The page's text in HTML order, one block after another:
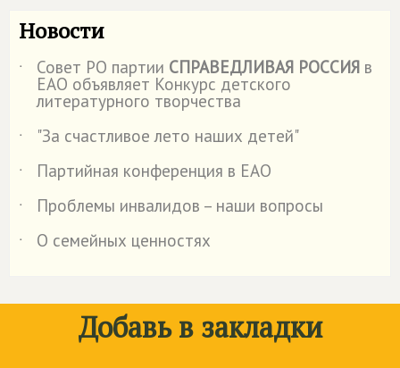
Новости
˙ Совет РО партии СПРАВЕДЛИВАЯ РОССИЯ в
ЕАО объявляет Конкурс детского
литературного творчества
˙
"За счастливое лето наших детей"
˙
Партийная конференция в ЕАО
˙
Проблемы инвалидов – наши вопросы
˙
О семейных ценностях
Добавь в закладки